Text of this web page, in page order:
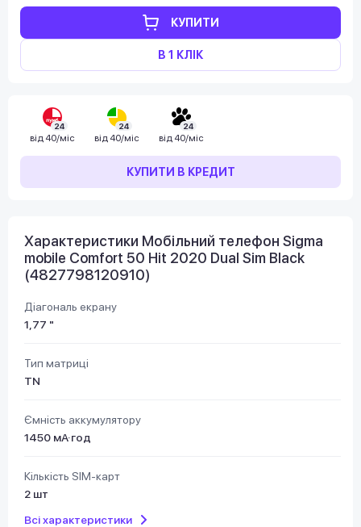
КУПИТИ
В 1 КЛІК
24
від 40/міс
24
від 40/міс
24
від 40/міс
КУПИТИ В КРЕДИТ
Характеристики Мобільний телефон Sigma
mobile Comfort 50 Hit 2020 Dual Sim Black
(4827798120910)
Діагональ екрану
1,77 "
Тип матриці
TN
Ємність аккумулятору
1450 мА·год
Кількість SIM-карт
2 шт
Всі характеристики